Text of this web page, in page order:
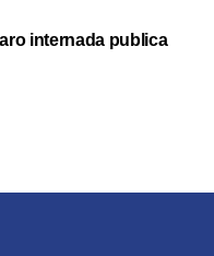
internada publica